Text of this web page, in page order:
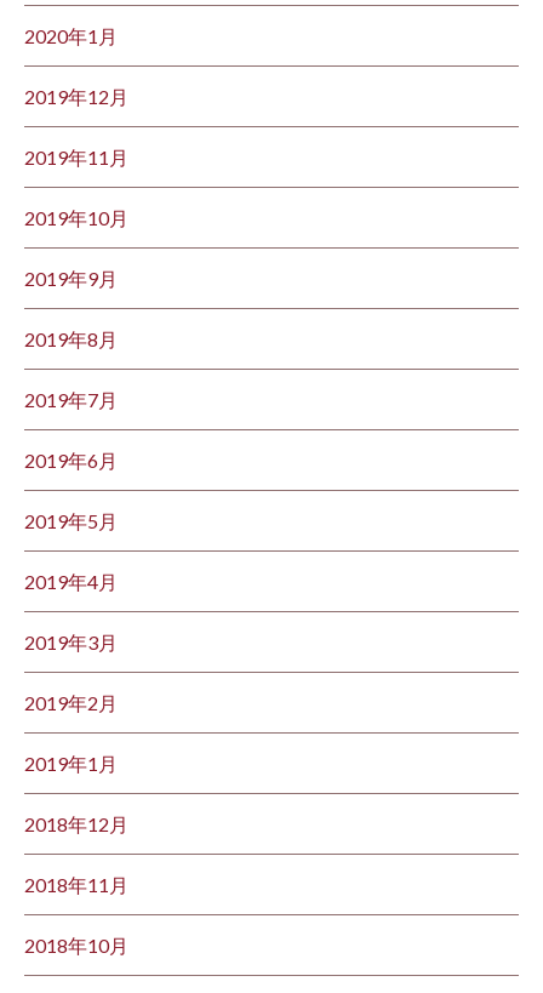
2020年1月
2019年12月
2019年11月
2019年10月
2019年9月
2019年8月
2019年7月
2019年6月
2019年5月
2019年4月
2019年3月
2019年2月
2019年1月
2018年12月
2018年11月
2018年10月